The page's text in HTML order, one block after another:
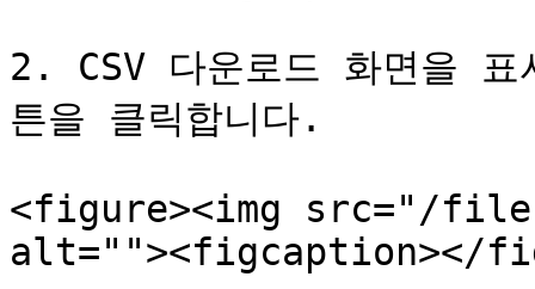
2. CSV 다운로드 화면을
튼을 클릭합니다.
<figure><img src="/files/
alt=""><figcaption></